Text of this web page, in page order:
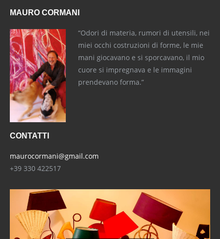
MAURO CORMANI
“Odori di materia, rumori di utensili, nei
miei occhi costruzioni di forme, le mie
mani giocavano e si sporcavano, il mio
cuore si impregnava e le immagini
prendevano forma.”
CONTATTI
maurocormani@gmail.com
+39 330 422517